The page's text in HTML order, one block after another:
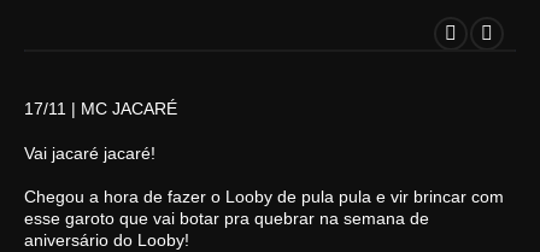
17/11 | MC JACARÉ
Vai jacaré jacaré!
Chegou a hora de fazer o Looby de pula pula e vir brincar com
esse garoto que vai botar pra quebrar na semana de
aniversário do Looby!